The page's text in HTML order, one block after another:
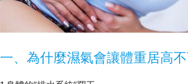
一、為什麼濕氣會讓體重居高